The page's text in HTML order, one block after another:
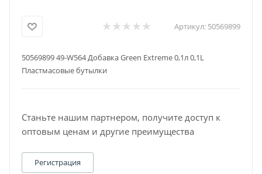
Артикул: 50569899
50569899 49-W564 Добавка Green Extreme 0,1л 0,1L
Пластмасовые бутылки
Станьте нашим партнером, получите доступ к
оптовым ценам и другие преимущества
Регистрация